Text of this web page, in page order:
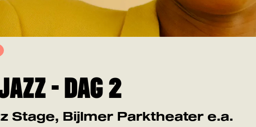
- DAG 2
Stage, Bijlmer Parktheater e.a.